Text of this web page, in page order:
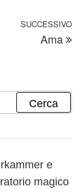
SUCCESSIVO
Ama
e
magico